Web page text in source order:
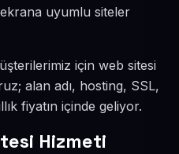
uyumlu siteler
için web sitesi
alan adı, hosting, SSL,
fiyatın içinde geliyor.
Hizmeti